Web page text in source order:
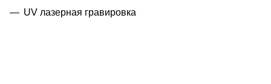
UV лазерная гравировка